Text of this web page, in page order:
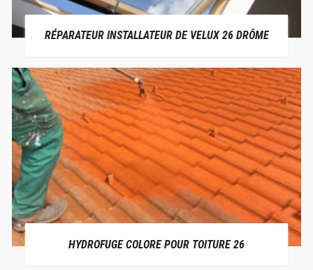
RÉPARATEUR INSTALLATEUR DE VELUX 26 DRÔME
HYDROFUGE COLORE POUR TOITURE 26